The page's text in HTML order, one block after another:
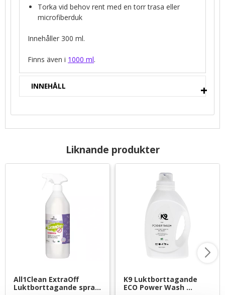
Torka vid behov rent med en torr trasa eller
microfiberduk
Innehåller 300 ml.
Finns även i 1000 ml.
INNEHÅLL
Liknande produkter
All1Clean ExtraOff
Luktborttagande spray
K9 Luktborttagande
ECO Power Wash